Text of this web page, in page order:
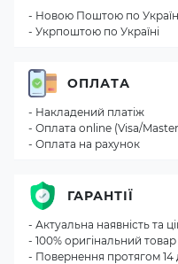
- Новою Поштою по
- Укрпоштою по Україні
ОПЛАТА
- Накладений платіж
- Оплата online (Visa/
- Оплата на рахунок
ГАРАНТІЇ
- Актуальна наявність та
- 100% оригінальний товар
- Повернення протягом 14